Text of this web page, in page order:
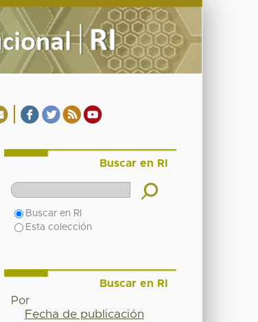
Buscar en RI
Buscar en RI
Esta colección
Buscar en RI
Por
Fecha de publicación